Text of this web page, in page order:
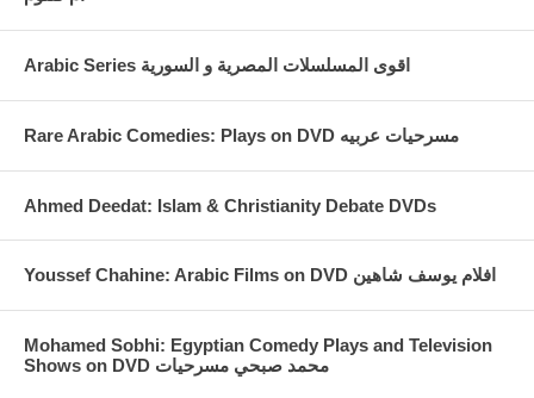
والمصباح السحري لكنها جمعت ومع تغيرات فعلاء الدين الآن أصبح شيخا
الطائر المتكلم وهي في الأصل أميرة حولها المشعوذون إلى طائر كما حولا
أبويها الوالي وزوجته إلى نسور بيضاء وهي كطائر تكون رفيقة سندباد في
أسفاره ورحلاته وتساعده ولكنها مشاكسة أيضا ودائما تختلف معه. اسمها
الياباني). علما بأن ياسمينة هي من نوع من الطيور التي لها قدرة على تقليد
Arabic Series اقوى المسلسلات المصرية و السورية
Rare Arabic Comedies: Plays on DVD مسرحيات عربيه
Ahmed Deedat: Islam & Christianity Debate DVDs
Youssef Chahine: Arabic Films on DVD افلام يوسف شاهين
Mohamed Sobhi: Egyptian Comedy Plays and Television
Shows on DVD محمد صبحي مسرحيات